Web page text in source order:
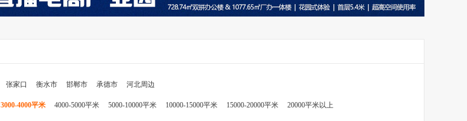
张家口 衡水市 邯郸市 承德市 河北周边
3000-4000平米 4000-5000平米 5000-10000平米 10000-15000平米 15000-20000平米 20000平米以上